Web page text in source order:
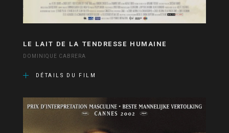
LE LAIT DE LA TENDRESSE HUMAINE
DOMINIQUE CABRERA
DÉTAILS DU FILM